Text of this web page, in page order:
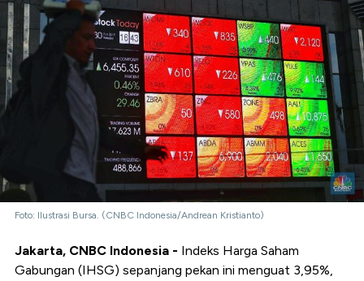
Foto: Ilustrasi Bursa. (CNBC Indonesia/Andrean Kristianto)
Jakarta, CNBC Indonesia - Indeks Harga Saham
Gabungan (IHSG) sepanjang pekan ini menguat 3,95%,